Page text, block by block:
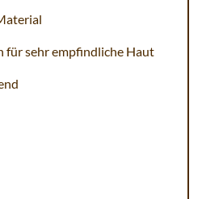
für sehr empfindliche Haut